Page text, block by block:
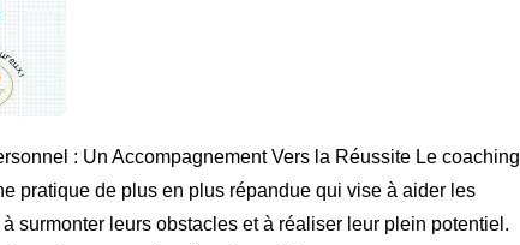
: Un Accompagnement Vers la Réussite Le coaching
pratique de plus en plus répandue qui vise à aider les
surmonter leurs obstacles et à réaliser leur plein potentiel.